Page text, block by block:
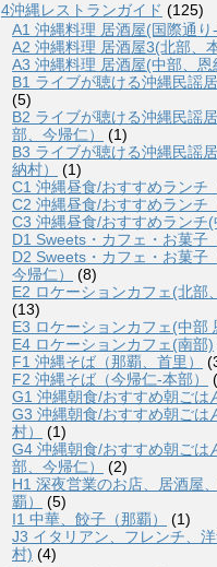
4沖縄レストランガイド (125)
A1 沖縄料理 居酒屋(国際通り
A2 沖縄料理 居酒屋3(北部、
A3 沖縄料理 居酒屋(中部、恩
B1 ライブが聴ける沖縄民謡
(5)
B2 ライブが聴ける沖縄民謡
部、今帰仁）
(1)
B3 ライブが聴ける沖縄民謡
納村）
(1)
C1 沖縄昼食/おすすめランチ
C2 沖縄昼食/おすすめランチ
C3 沖縄昼食/おすすめランチ(
D1 Sweets・カフェ・お菓子
D2 Sweets・カフェ・お菓子
今帰仁）
(8)
E2 ロケーションカフェ(北部
(13)
E3 ロケーションカフェ(中部
E4 ロケーションカフェ(南部)
F1 沖縄そば（那覇、首里）
F2 沖縄そば（今帰仁-本部）
G1 沖縄朝食/おすすめ朝ごは
G3 沖縄朝食/おすすめ朝ごは
村）
(1)
G4 沖縄朝食/おすすめ朝ごは
部、今帰仁）
(2)
H1 深夜営業のお店、居酒屋
覇）
(5)
I1 中華、餃子（那覇）
(1)
J3 イタリアン、フレンチ、
村) (4)